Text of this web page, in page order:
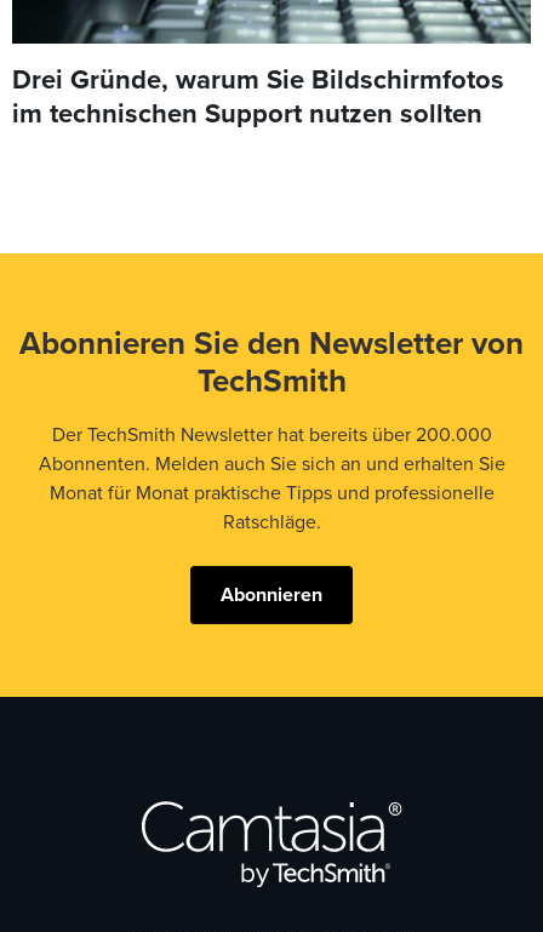
Drei Gründe, warum Sie Bildschirmfotos
im technischen Support nutzen sollten
Abonnieren Sie den Newsletter von
TechSmith
Der TechSmith Newsletter hat bereits über 200.000
Abonnenten. Melden auch Sie sich an und erhalten Sie
Monat für Monat praktische Tipps und professionelle
Ratschläge.
Abonnieren